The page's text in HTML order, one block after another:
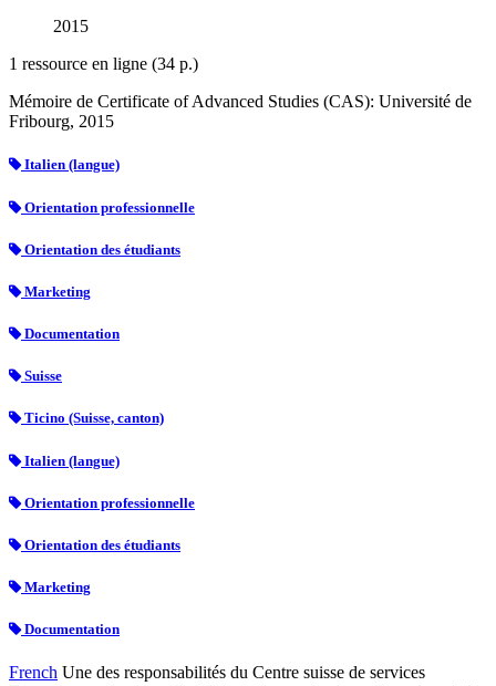
2015
1 ressource en ligne (34 p.)
Mémoire de Certificate of Advanced Studies (CAS): Université de
Fribourg, 2015
Italien (langue)
Orientation professionnelle
Orientation des étudiants
Marketing
Documentation
Suisse
Ticino (Suisse, canton)
Italien (langue)
Orientation professionnelle
Orientation des étudiants
Marketing
Documentation
French Une des responsabilités du Centre suisse de services